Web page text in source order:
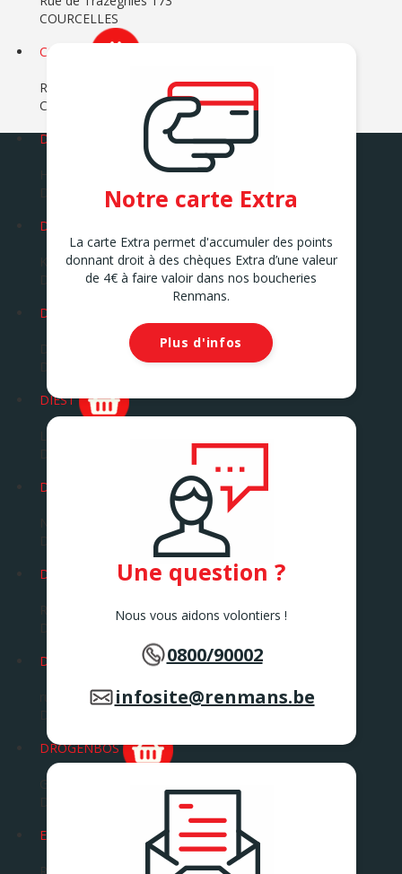
COURCELLES
COUVIN
Route Charlemagne 23
COUVIN
DEINZE
Hoek Kortrijksesteenweg / Katteputstraat 1
DENDERLEEUW 1
Kasteelstraat 17
DENDERLEEUW
DESTELBERGEN
Dendermondsesteenweg 263
DIEST
DILBEEK
Ninoofsesteenweg 360 B
DINANT
Rue St. Jacques 357
DOUR
rue de la Corderie 18
DROGENBOS
EGHEZEE
Notre carte Extra
La carte Extra permet d'accumuler des points
donnant droit à des chèques Extra d’une valeur
de 4€ à faire valoir dans nos boucheries
Renmans.
Plus d'infos
Une question ?
Nous vous aidons volontiers !
0800/90002
infosite@renmans.be